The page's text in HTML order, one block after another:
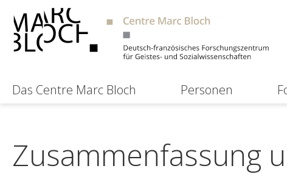
Das Centre Marc Bloch Personen
Zusammenfassung